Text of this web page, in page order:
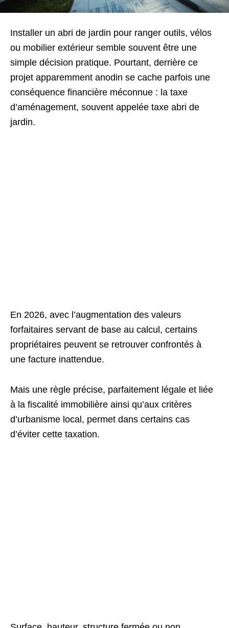
Installer un abri de jardin pour ranger outils, vélos
ou mobilier extérieur semble souvent être une
simple décision pratique. Pourtant, derrière ce
projet apparemment anodin se cache parfois une
conséquence financière méconnue : la taxe
d’aménagement, souvent appelée taxe abri de
jardin.
En 2026, avec l’augmentation des valeurs
forfaitaires servant de base au calcul, certains
propriétaires peuvent se retrouver confrontés à
une facture inattendue.
Mais une règle précise, parfaitement légale et liée
à la fiscalité immobilière ainsi qu’aux critères
d’urbanisme local, permet dans certains cas
d’éviter cette taxation.